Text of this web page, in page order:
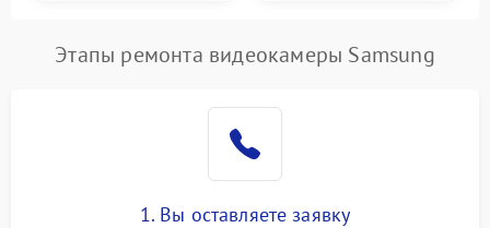
Этапы ремонта видеокамеры Samsung
1. Вы оставляете заявку